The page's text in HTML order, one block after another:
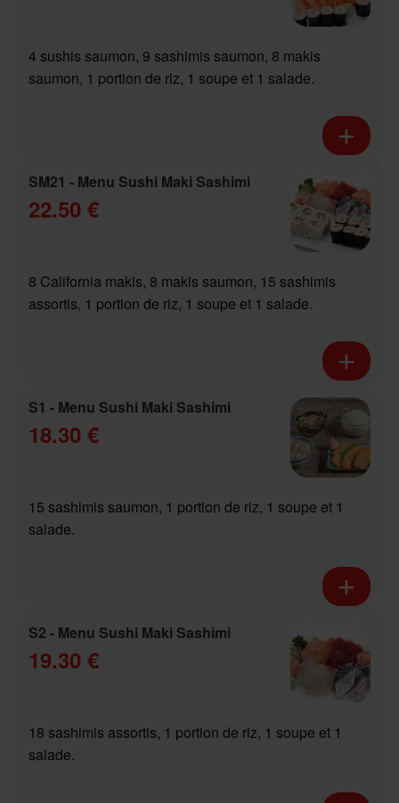
4 sushis saumon, 9 sashimis saumon, 8 makis
saumon, 1 portion de riz, 1 soupe et 1 salade.
SM21 - Menu Sushi Maki Sashimi
22.50 €
8 California makis, 8 makis saumon, 15 sashimis
assortis, 1 portion de riz, 1 soupe et 1 salade.
S1 - Menu Sushi Maki Sashimi
18.30 €
15 sashimis saumon, 1 portion de riz, 1 soupe et 1
salade.
S2 - Menu Sushi Maki Sashimi
19.30 €
18 sashimis assortis, 1 portion de riz, 1 soupe et 1
salade.